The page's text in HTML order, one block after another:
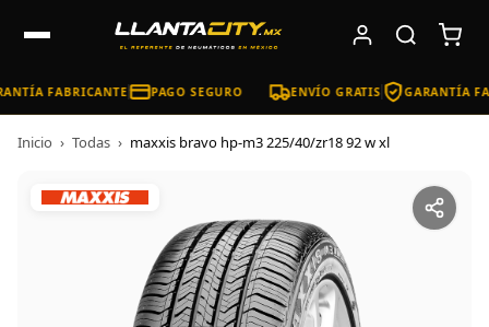
FABRICANTE PAGO SEGURO ENVÍO GRATIS GARANTÍA
Inicio › Todas › maxxis bravo hp-m3 225/40/zr18 92 w xl